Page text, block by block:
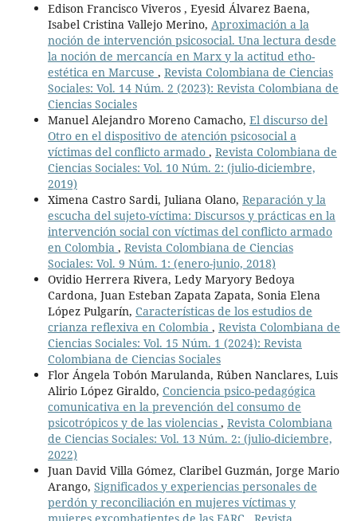
Edison Francisco Viveros , Eyesid Álvarez Baena,
Isabel Cristina Vallejo Merino, Aproximación a la
noción de intervención psicosocial. Una lectura desde
la noción de mercancía en Marx y la actitud etho-
estética en Marcuse , Revista Colombiana de Ciencias
Sociales: Vol. 14 Núm. 2 (2023): Revista Colombiana de
Ciencias Sociales
Manuel Alejandro Moreno Camacho, El discurso del
Otro en el dispositivo de atención psicosocial a
víctimas del conflicto armado , Revista Colombiana de
Ciencias Sociales: Vol. 10 Núm. 2: (julio-diciembre,
2019)
Ximena Castro Sardi, Juliana Olano, Reparación y la
escucha del sujeto-víctima: Discursos y prácticas en la
intervención social con víctimas del conflicto armado
en Colombia , Revista Colombiana de Ciencias
Sociales: Vol. 9 Núm. 1: (enero-junio, 2018)
Ovidio Herrera Rivera, Ledy Maryory Bedoya
Cardona, Juan Esteban Zapata Zapata, Sonia Elena
López Pulgarín, Características de los estudios de
crianza reflexiva en Colombia , Revista Colombiana de
Ciencias Sociales: Vol. 15 Núm. 1 (2024): Revista
Colombiana de Ciencias Sociales
Flor Ángela Tobón Marulanda, Rúben Nanclares, Luis
Alirio López Giraldo, Conciencia psico-pedagógica
comunicativa en la prevención del consumo de
psicotrópicos y de las violencias , Revista Colombiana
de Ciencias Sociales: Vol. 13 Núm. 2: (julio-diciembre,
2022)
Juan David Villa Gómez, Claribel Guzmán, Jorge Mario
Arango, Significados y experiencias personales de
perdón y reconciliación en mujeres víctimas y